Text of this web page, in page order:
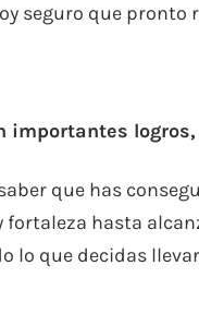
seguro que
importantes
que has
fortaleza hasta
lo que decidas